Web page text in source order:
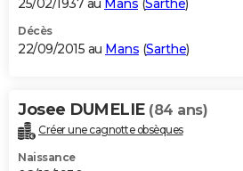
25/02/1937 au Mans (Sarthe)
Décès
22/09/2015 au Mans (Sarthe)
Josee DUMELIE (84 ans)
Créer une cagnotte obsèques
Naissance